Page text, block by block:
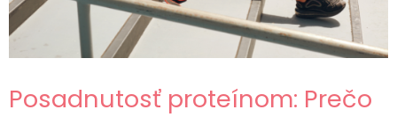
Posadnutosť proteínom: Prečo